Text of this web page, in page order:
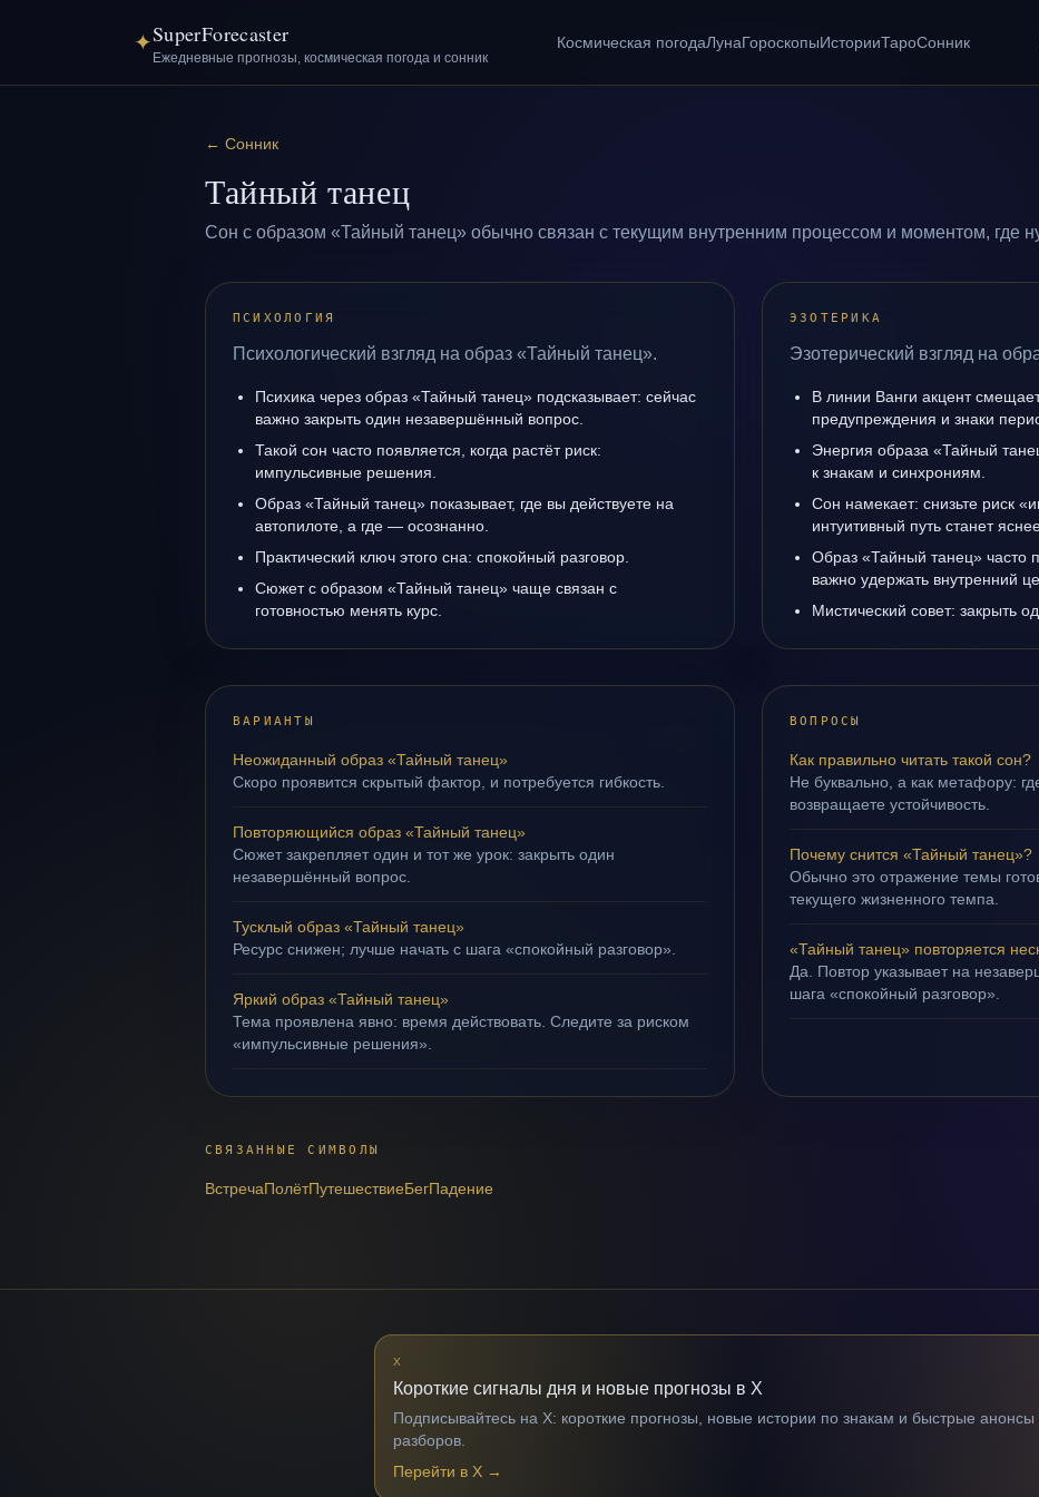
✦SuperForecaster
Ежедневные прогнозы, космическая погода и сонник
Космическая погодаЛунаГороскопыИсторииТароСонник
← Сонник
Тайный танец
Сон с образом «Тайный танец» обычно связан с текущим внутренним процессом и моментом, где
ПСИХОЛОГИЯ
Психологический взгляд на образ «Тайный танец».
Психика через образ «Тайный танец» подсказывает: сейчас
важно закрыть один незавершённый вопрос.
Такой сон часто появляется, когда растёт риск:
импульсивные решения.
Образ «Тайный танец» показывает, где вы действуете на
автопилоте, а где — осознанно.
Практический ключ этого сна: спокойный разговор.
Сюжет с образом «Тайный танец» чаще связан с
готовностью менять курс.
ЭЗОТЕРИКА
Эзотерический взгляд на
В линии Ванги акцент
предупреждения и знаки
Энергия образа «Тайный
к знакам и синхрониям.
Сон намекает: снизьте риск
интуитивный путь станет
Образ «Тайный танец» часто
важно удержать внутренний
Мистический совет: закрыть
ВАРИАНТЫ
Неожиданный образ «Тайный танец»
Скоро проявится скрытый фактор, и потребуется гибкость.
Повторяющийся образ «Тайный танец»
Сюжет закрепляет один и тот же урок: закрыть один
незавершённый вопрос.
Тусклый образ «Тайный танец»
Ресурс снижен; лучше начать с шага «спокойный разговор».
Яркий образ «Тайный танец»
Тема проявлена явно: время действовать. Следите за риском
«импульсивные решения».
ВОПРОСЫ
Как правильно читать такой сон?
Не буквально, а как метафору:
возвращаете устойчивость.
Почему снится «Тайный танец»?
Обычно это отражение темы
текущего жизненного темпа.
«Тайный танец» повторяется
Да. Повтор указывает на
шага «спокойный разговор».
СВЯЗАННЫЕ СИМВОЛЫ
ВстречаПолётПутешествиеБегПадение
X
Короткие сигналы дня и новые прогнозы в X
Подписывайтесь на X: короткие прогнозы, новые истории по знакам и быстрые анонсы
разборов.
Перейти в X →